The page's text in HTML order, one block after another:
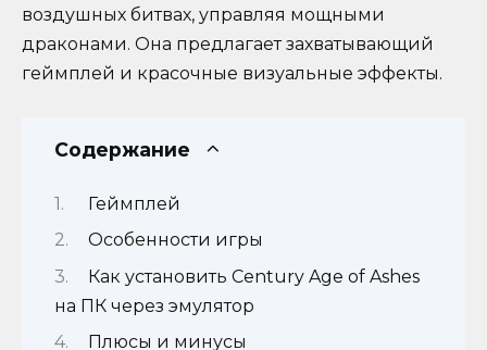
воздушных битвах, управляя мощными
драконами. Она предлагает захватывающий
геймплей и красочные визуальные эффекты.
Содержание
Геймплей
Особенности игры
Как установить Century Age of Ashes
на ПК через эмулятор
Плюсы и минусы